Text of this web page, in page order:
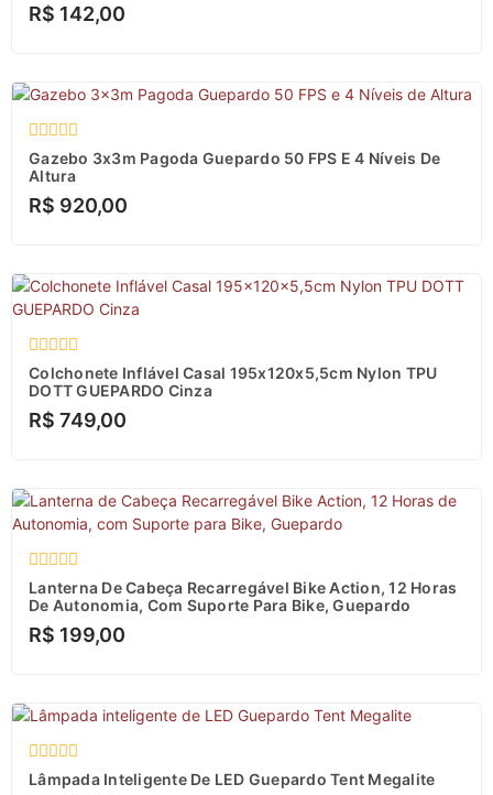
de
R$ 142,00
Avaliação
0
de
5
Gazebo 3x3m Pagoda Guepardo 50 FPS E 4 Níveis De
Altura
R$ 920,00
Avaliação
0
de
5
Colchonete Inflável Casal 195x120x5,5cm Nylon TPU
DOTT GUEPARDO Cinza
R$ 749,00
Avaliação
0
de
5
Lanterna De Cabeça Recarregável Bike Action, 12 Horas
De Autonomia, Com Suporte Para Bike, Guepardo
R$ 199,00
Avaliação
Lâmpada Inteligente De LED Guepardo Tent Megalite